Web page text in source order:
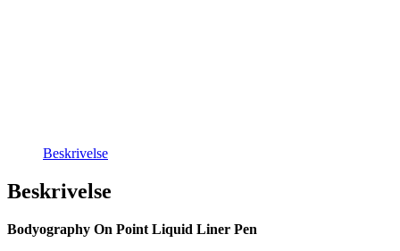
Beskrivelse
Beskrivelse
Bodyography On Point Liquid Liner Pen